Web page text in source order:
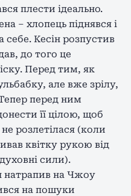
плести ідеально.
– хлопець піднявся і
себе. Кесін розпустив
до того це
Перед тим, як
але вже зрілу,
перед ним
її цілою, щоб
розлетілася (коли
квітку рукою від
сили).
натрапив на Чжоу
на пошуки